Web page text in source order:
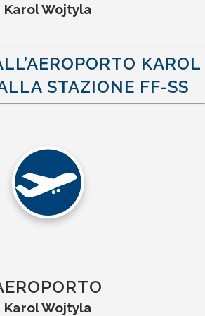
Karol Wojtyla
AEROPORTO KAROL
STAZIONE FF-SS
Karol Wojtyla